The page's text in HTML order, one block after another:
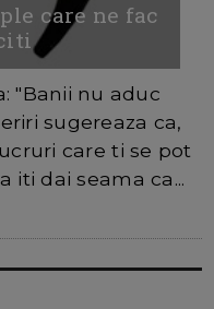
care ne fac
"Banii nu aduc
sugereaza ca,
care ti se pot
iti dai seama ca...